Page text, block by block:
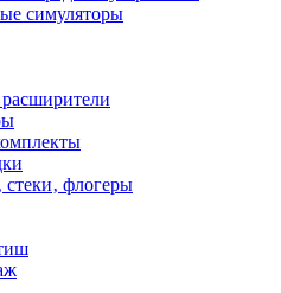
симуляторы
флогеры